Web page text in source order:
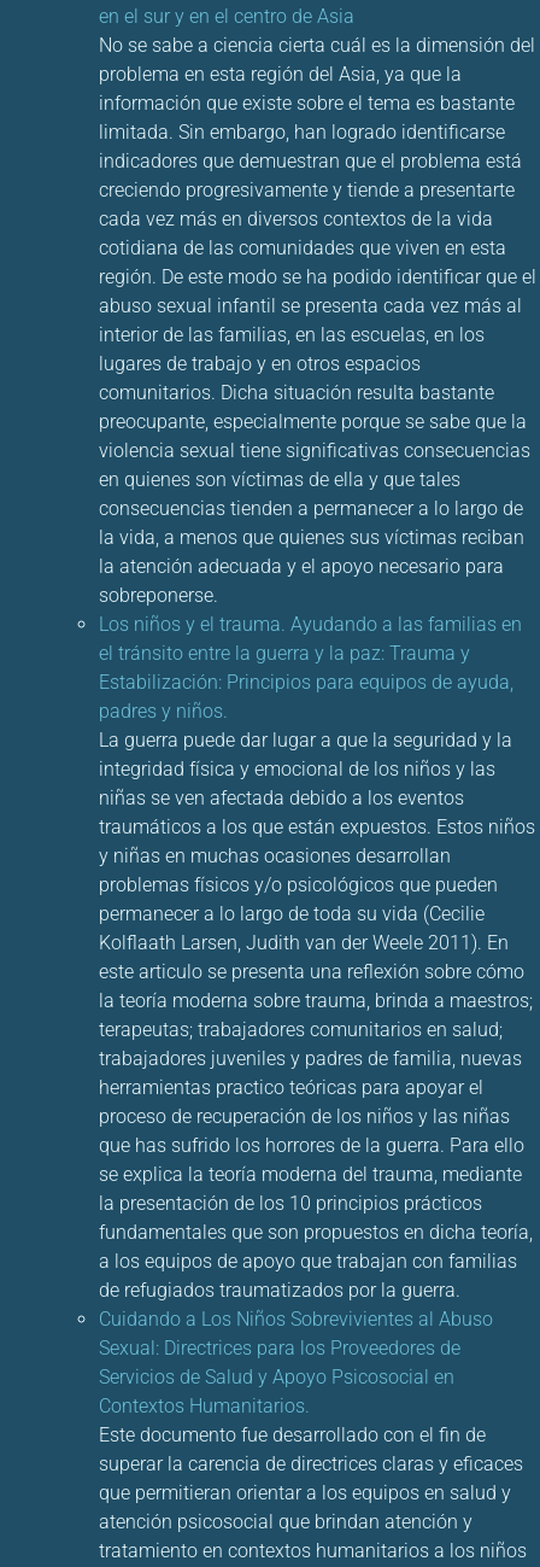
en el sur y en el centro de Asia
No se sabe a ciencia cierta cuál es la dimensión del
problema en esta región del Asia, ya que la
información que existe sobre el tema es bastante
limitada. Sin embargo, han logrado identificarse
indicadores que demuestran que el problema está
creciendo progresivamente y tiende a presentarte
cada vez más en diversos contextos de la vida
cotidiana de las comunidades que viven en esta
región. De este modo se ha podido identificar que el
abuso sexual infantil se presenta cada vez más al
interior de las familias, en las escuelas, en los
lugares de trabajo y en otros espacios
comunitarios. Dicha situación resulta bastante
preocupante, especialmente porque se sabe que la
violencia sexual tiene significativas consecuencias
en quienes son víctimas de ella y que tales
consecuencias tienden a permanecer a lo largo de
la vida, a menos que quienes sus víctimas reciban
la atención adecuada y el apoyo necesario para
sobreponerse.
Los niños y el trauma. Ayudando a las familias en
el tránsito entre la guerra y la paz: Trauma y
Estabilización: Principios para equipos de ayuda,
padres y niños.
La guerra puede dar lugar a que la seguridad y la
integridad física y emocional de los niños y las
niñas se ven afectada debido a los eventos
traumáticos a los que están expuestos. Estos niños
y niñas en muchas ocasiones desarrollan
problemas físicos y/o psicológicos que pueden
permanecer a lo largo de toda su vida (Cecilie
Kolflaath Larsen, Judith van der Weele 2011). En
este articulo se presenta una reflexión sobre cómo
la teoría moderna sobre trauma, brinda a maestros;
terapeutas; trabajadores comunitarios en salud;
trabajadores juveniles y padres de familia, nuevas
herramientas practico teóricas para apoyar el
proceso de recuperación de los niños y las niñas
que has sufrido los horrores de la guerra. Para ello
se explica la teoría moderna del trauma, mediante
la presentación de los 10 principios prácticos
fundamentales que son propuestos en dicha teoría,
a los equipos de apoyo que trabajan con familias
de refugiados traumatizados por la guerra.
Cuidando a Los Niños Sobrevivientes al Abuso
Sexual: Directrices para los Proveedores de
Servicios de Salud y Apoyo Psicosocial en
Contextos Humanitarios.
Este documento fue desarrollado con el fin de
superar la carencia de directrices claras y eficaces
que permitieran orientar a los equipos en salud y
atención psicosocial que brindan atención y
tratamiento en contextos humanitarios a los niños